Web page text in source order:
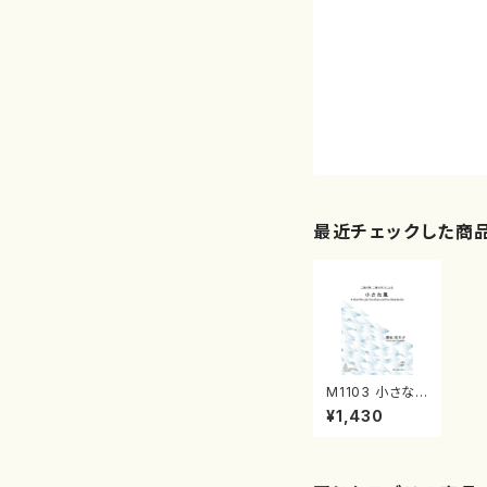
最近チェックした商
M1103 小さな
風（箏2，尺八2/
増本伎共子/楽
¥1,430